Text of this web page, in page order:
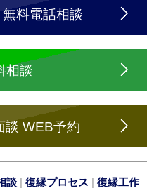
料電話相談
相談
談 WEB予約
談 | 復縁プロセス | 復縁工作